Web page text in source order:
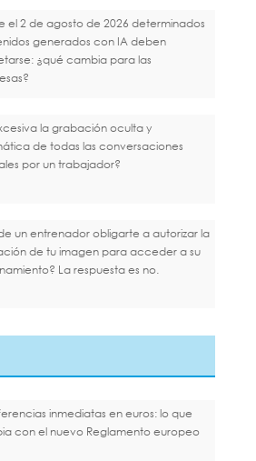
el 2 de agosto de 2026 determinados
generados con IA deben
¿qué cambia para las
la grabación oculta y
de todas las conversaciones
por un trabajador?
un entrenador obligarte a autorizar la
de tu imagen para acceder a su
La respuesta es no.
inmediatas en euros: lo que
con el nuevo Reglamento europeo